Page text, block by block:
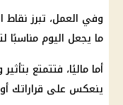
وفي العمل، تبرز نقاط
ما يجعل اليوم مناسبًا
أما ماليًا، فتتمتع
ينعكس على قراراتك